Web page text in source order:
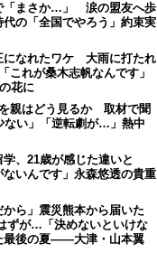
「まさか…」 涙の盟友へ歩
の「全国でやろう」約束実
になれたワケ 大雨に打たれ
れが桑木志帆なんです」
花に
親はどう見るか 取材で聞
ない」「逆転劇が…」熱中
、21歳が感じた違いと
いんです」永森悠透の貴重
から」震災熊本から届いた
ずが…「決めないといけな
最後の夏――大津・山本翼